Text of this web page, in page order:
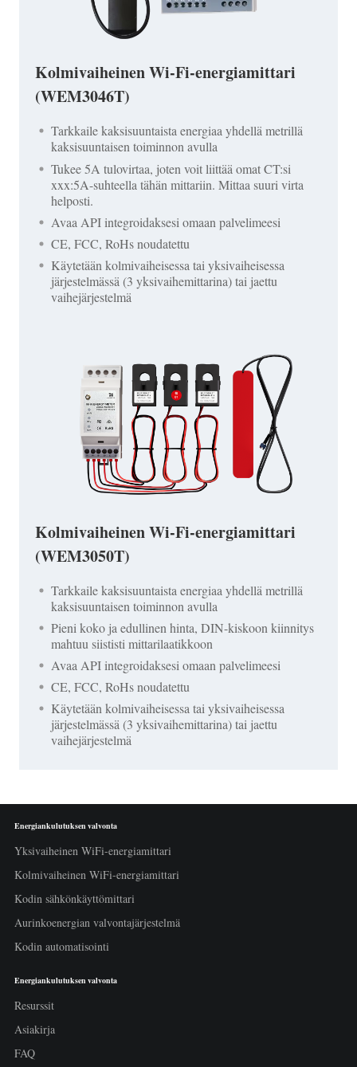
Kolmivaiheinen Wi-Fi-energiamittari
(WEM3046T)
Tarkkaile kaksisuuntaista energiaa yhdellä metrillä
kaksisuuntaisen toiminnon avulla
Tukee 5A tulovirtaa, joten voit liittää omat CT:si
xxx:5A-suhteella tähän mittariin. Mittaa suuri virta
helposti.
Avaa API integroidaksesi omaan palvelimeesi
CE, FCC, RoHs noudatettu
Käytetään kolmivaiheisessa tai yksivaiheisessa
järjestelmässä (3 yksivaihemittarina) tai jaettu
vaihejärjestelmä
Kolmivaiheinen Wi-Fi-energiamittari
(WEM3050T)
Tarkkaile kaksisuuntaista energiaa yhdellä metrillä
kaksisuuntaisen toiminnon avulla
Pieni koko ja edullinen hinta, DIN-kiskoon kiinnitys
mahtuu siististi mittarilaatikkoon
Avaa API integroidaksesi omaan palvelimeesi
CE, FCC, RoHs noudatettu
Käytetään kolmivaiheisessa tai yksivaiheisessa
järjestelmässä (3 yksivaihemittarina) tai jaettu
vaihejärjestelmä
Energiankulutuksen valvonta
Yksivaiheinen WiFi-energiamittari
Kolmivaiheinen WiFi-energiamittari
Kodin sähkönkäyttömittari
Aurinkoenergian valvontajärjestelmä
Kodin automatisointi
Energiankulutuksen valvonta
Resurssit
Asiakirja
FAQ